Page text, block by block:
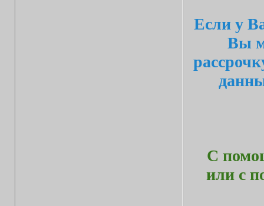
Если у
Вы
С
или с